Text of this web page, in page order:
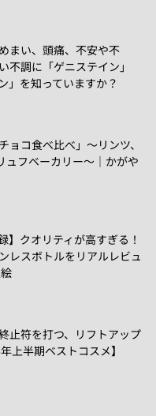
まい、頭痛、不安や不
調に「ゲニステイン」
」を知っていますか？
ョコ食べ比べ」～リンツ、
ュフベーカリー～｜かがや
】クオリティが高すぎる！
レスボトルをリアルレビュ
止符を打つ、リフトアップ
上半期ベストコスメ】